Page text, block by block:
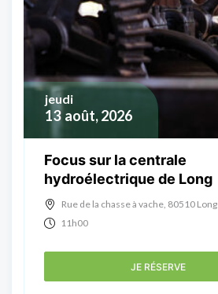
13 août, 2026
jeudi
Focus sur la centrale
hydroélectrique de Long
Rue de la chasse à vache, 80510 Long
11h00
JE RÉSERVE